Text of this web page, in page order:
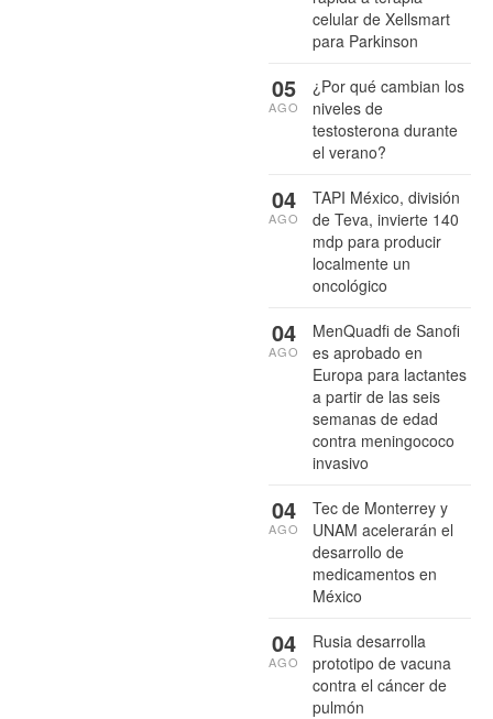
celular de Xellsmart
para Parkinson
¿Por qué cambian los
niveles de
testosterona durante
el verano?
05
AGO
TAPI México, división
de Teva, invierte 140
mdp para producir
localmente un
oncológico
04
AGO
MenQuadfi de Sanofi
es aprobado en
Europa para lactantes
a partir de las seis
semanas de edad
contra meningococo
invasivo
04
AGO
Tec de Monterrey y
UNAM acelerarán el
desarrollo de
medicamentos en
México
04
AGO
Rusia desarrolla
prototipo de vacuna
contra el cáncer de
pulmón
04
AGO